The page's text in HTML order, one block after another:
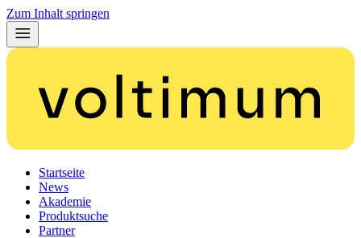
Zum Inhalt springen
Startseite
News
Akademie
Produktsuche
Partner